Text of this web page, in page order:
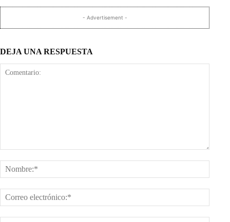
- Advertisement -
DEJA UNA RESPUESTA